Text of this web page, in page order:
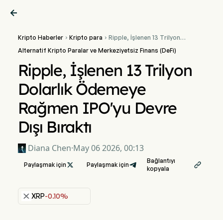

Kripto Haberler Kripto para  Ripple, İşlenen 13 Trilyon
IPO'yu Devre Dışı Bıraktı
Alternatif Kripto Paralar ve Merkeziyetsiz Finans (DeFi)
Ripple, İşlenen 13 Trilyon
Dolarlık Ödemeye
Rağmen IPO'yu Devre
Dışı Bıraktı
Diana Chen·May 06 2026, 00:13
Paylaşmak için  Paylaşmak için
Bağlantıyı
kopyala

XRP-0.10%